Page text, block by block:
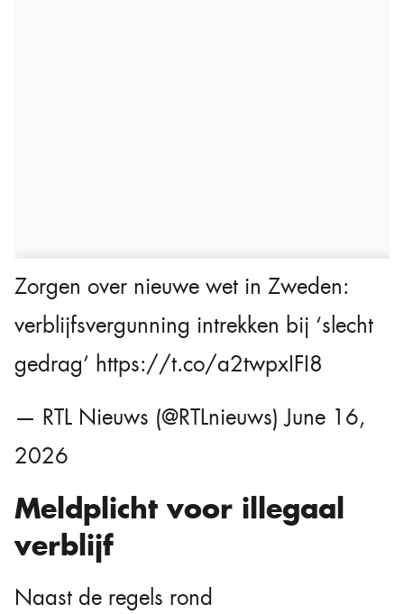
Zorgen over nieuwe wet in Zweden:
verblijfsvergunning intrekken bij ‘slecht
gedrag’ https://t.co/a2twpxIFI8
— RTL Nieuws (@RTLnieuws)June 16,
2026
Meldplicht voor illegaal
verblijf
Naast de regels rond